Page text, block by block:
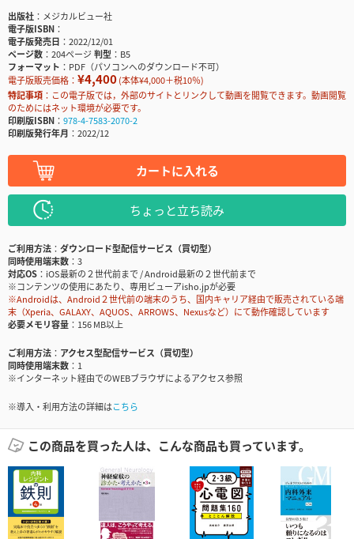
出版社
メジカルビュー社
電子版ISBN
電子版発売日
2022/12/01
ページ数
204ページ判型
B5
フォーマット
PDF（パソコンへのダウンロード不可）
電子版販売価格： ¥4,400(本体¥4,000＋税10％)
特記事項
この電子版では，外部のサイトとリンクして動画を閲覧できます。動画閲覧
のためにはネット環境が必要です。
印刷版ISBN
978-4-7583-2070-2
印刷版発行年月
2022/12
カートに入れる
ちょっと立ち読み
ご利用方法
ダウンロード型配信サービス（買切型）
同時使用端末数
3
対応OS
iOS最新の２世代前まで / Android最新の２世代前まで
※コンテンツの使用にあたり、専用ビューアisho.jpが必要
※Androidは、Android２世代前の端末のうち、国内キャリア経由で販売されている端
末（Xperia、GALAXY、AQUOS、ARROWS、Nexusなど）にて動作確認しています
必要メモリ容量
156 MB以上
ご利用方法
アクセス型配信サービス（買切型）
同時使用端末数
1
※インターネット経由でのWEBブラウザによるアクセス参照
※導入・利用方法の詳細はこちら
この商品を買った人は、こんな商品も買っています。